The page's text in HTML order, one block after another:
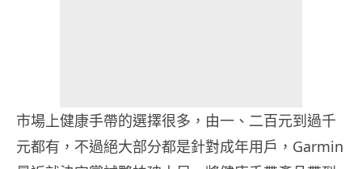
市場上健康手帶的選擇很多，由一、二百元到過千
元都有，不過絕大部分都是針對成年用戶，Garmin